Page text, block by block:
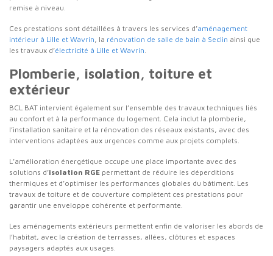
remise à niveau.
Ces prestations sont détaillées à travers les services d’aménagement
intérieur à Lille et Wavrin, la rénovation de salle de bain à Seclin ainsi que
les travaux d’électricité à Lille et Wavrin.
Plomberie, isolation, toiture et
extérieur
BCL BAT intervient également sur l’ensemble des travaux techniques liés
au confort et à la performance du logement. Cela inclut la plomberie,
l’installation sanitaire et la rénovation des réseaux existants, avec des
interventions adaptées aux urgences comme aux projets complets.
L’amélioration énergétique occupe une place importante avec des
solutions d’isolation RGE permettant de réduire les déperditions
thermiques et d’optimiser les performances globales du bâtiment. Les
travaux de toiture et de couverture complètent ces prestations pour
garantir une enveloppe cohérente et performante.
Les aménagements extérieurs permettent enfin de valoriser les abords de
l’habitat, avec la création de terrasses, allées, clôtures et espaces
paysagers adaptés aux usages.